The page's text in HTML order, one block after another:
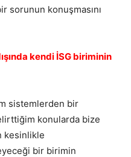
sorunun konuşmasını
kendi İSG biriminin
sistemlerden bir
konularda bize
kesinlikle
bir birimin